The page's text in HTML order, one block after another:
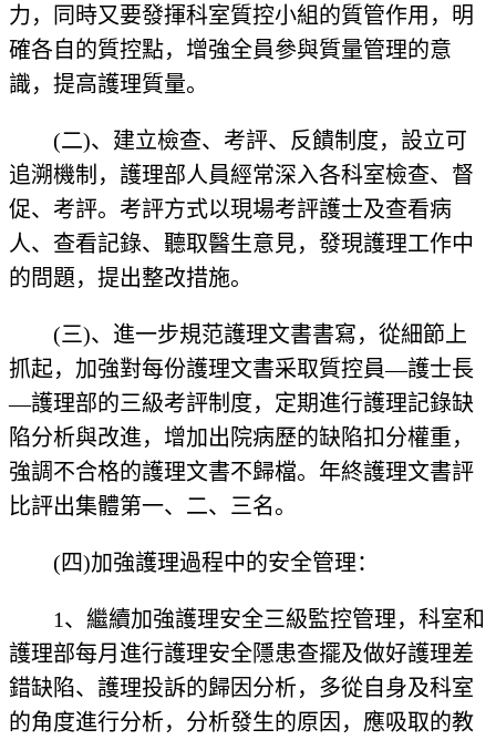
力，同時又要發揮科室質控小組的質管作用，明
確各自的質控點，增強全員參與質量管理的意
識，提高護理質量。
(二)、建立檢查、考評、反饋制度，設立可
追溯機制，護理部人員經常深入各科室檢查、督
促、考評。考評方式以現場考評護士及查看病
人、查看記錄、聽取醫生意見，發現護理工作中
的問題，提出整改措施。
(三)、進一步規范護理文書書寫，從細節上
抓起，加強對每份護理文書采取質控員—護士長
—護理部的三級考評制度，定期進行護理記錄缺
陷分析與改進，增加出院病歷的缺陷扣分權重，
強調不合格的護理文書不歸檔。年終護理文書評
比評出集體第一、二、三名。
(四)加強護理過程中的安全管理：
1、繼續加強護理安全三級監控管理，科室和
護理部每月進行護理安全隱患查擺及做好護理差
錯缺陷、護理投訴的歸因分析，多從自身及科室
的角度進行分析，分析發生的原因，應吸取的教